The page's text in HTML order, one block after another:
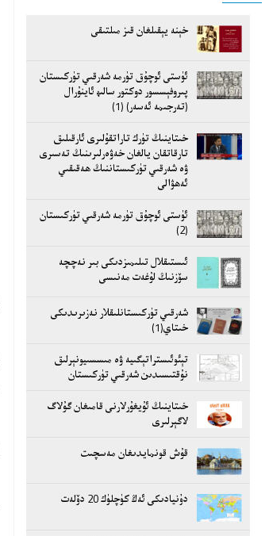
خېنە يېقىلغان قىز مىلتىقى
ئۈستى ئوچۇق تۈرمە شەرقىي تۈركىستان
پىروفېسسور دوكتور سالىھ ئاينۇرال
(تەرجىمە ئەسەر) (1)
خىتاينىڭ تۈرك تاراتقۇلىرى ئارقىلىق
تارقاتقان يالغان خەۋەرلىرىنىڭ تەسىرى
ۋە شەرقىي تۈركىستاننىڭ ھەقىقىي
ئەھۋالى
ئۈستى ئوچۇق تۈرمە شەرقىي تۈركىستان
(2)
ئىستىقلال تىلىمىزدىكى بىر نەچچە
سۆزنىڭ لۇغەت مەنىسى
شەرقىي تۈركىستانلىقلار نەزىرىدىكى
خىتاي(1)
تېئوئىستراتېگىيە ۋە مىسسىيونېرلىق
نۇقتىسىدىن شەرقىي تۈركىستان
خىتاينىڭ ئۇيغۇرلارنى قامىغان گۇلاگ
لاگېرلىرى
قۇش قونمايدىغان مەسچىت
دۇنيادىكى ئەڭ كۈچلۈك 20 دۆلەت